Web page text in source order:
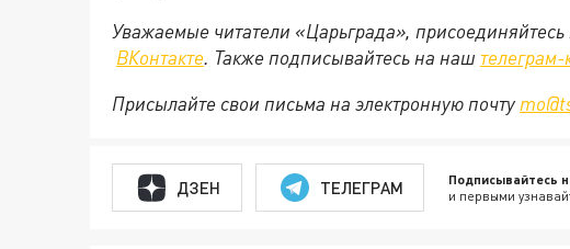
Уважаемые читатели «Царьграда», присоединяйтесь
ВКонтакте. Также подписывайтесь на наш
Присылайте свои письма на электронную почту
ДЗЕН ТЕЛЕГРАМ Подписывайтесь
и первыми